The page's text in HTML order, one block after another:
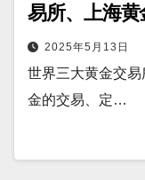
易所、上海黄
2025年5月13日
世界三大黄金交
金的交易、定…